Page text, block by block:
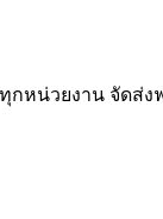
กหน่วยงาน จัดส่ง